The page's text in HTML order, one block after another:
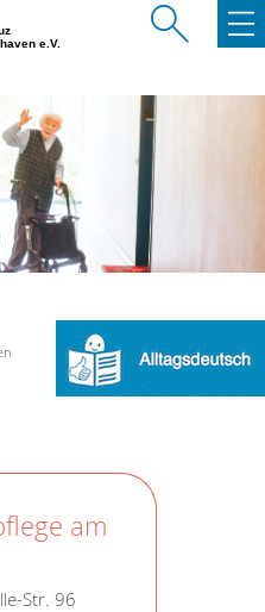
e.V.
am
Str. 96